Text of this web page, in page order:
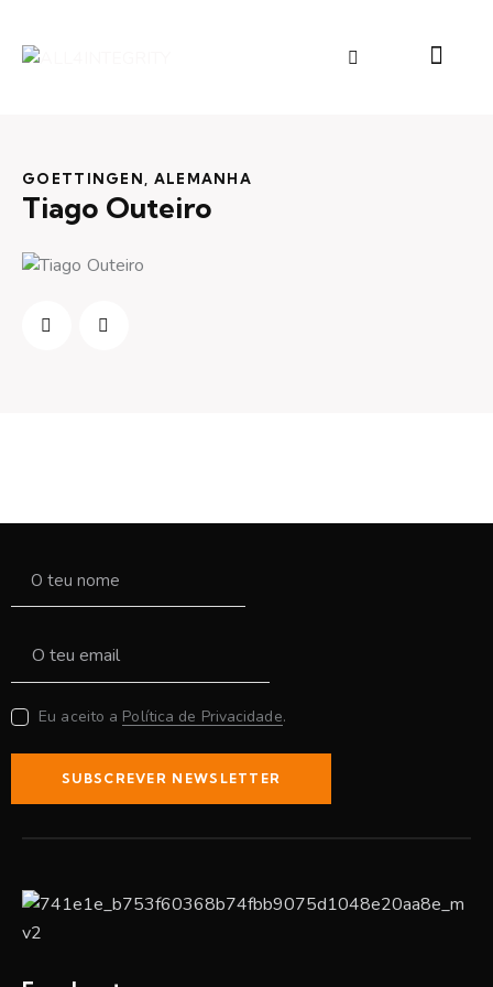
GOETTINGEN, ALEMANHA
Tiago Outeiro
Eu aceito a Política de Privacidade.
SUBSCREVER NEWSLETTER